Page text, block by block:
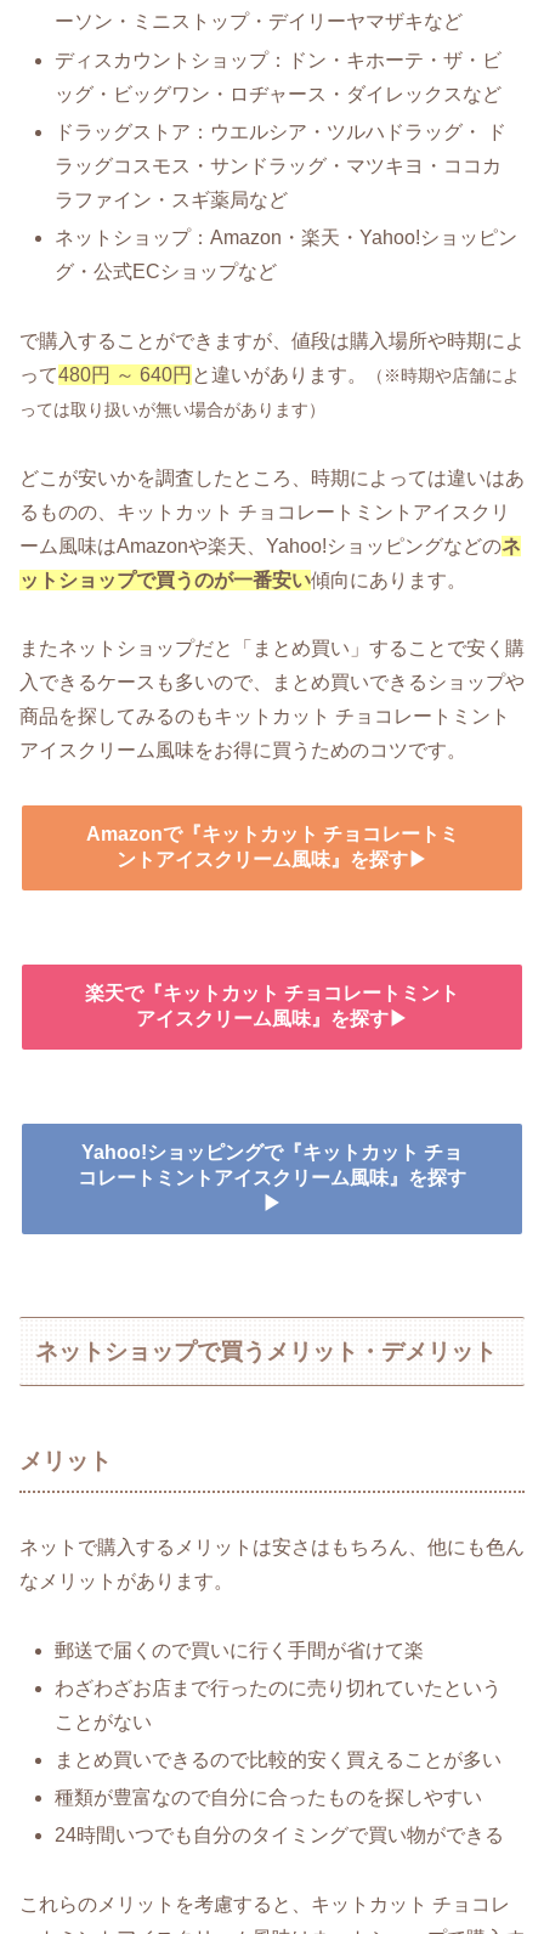
ーソン・ミニストップ・デイリーヤマザキなど
ディスカウントショップ：ドン・キホーテ・ザ・ビ
ッグ・ビッグワン・ロヂャース・ダイレックスなど
ドラッグストア：ウエルシア・ツルハドラッグ・ ド
ラッグコスモス・サンドラッグ・マツキヨ・ココカ
ラファイン・スギ薬局など
ネットショップ：Amazon・楽天・Yahoo!ショッピン
グ・公式ECショップなど
で購入することができますが、値段は購入場所や時期によ
って480円 ～ 640円 と違いがあります。
（※時期や店舗によ
っては取り扱いが無い場合があります）
どこが安いかを調査したところ、時期によっては違いはあ
るものの、キットカット チョコレートミントアイスクリ
ーム風味はAmazonや楽天、Yahoo!ショッピングなどのネ
ットショップで買うのが一番安い傾向にあります。
またネットショップだと「まとめ買い」することで安く購
入できるケースも多いので、まとめ買いできるショップや
商品を探してみるのもキットカット チョコレートミント
アイスクリーム風味をお得に買うためのコツです。
Amazonで『キットカット チョコレートミ
ントアイスクリーム風味』を探す▶
楽天で『キットカット チョコレートミント
アイスクリーム風味』を探す▶
Yahoo!ショッピングで『キットカット チョ
コレートミントアイスクリーム風味』を探す
▶
ネットショップで買うメリット・デメリット
メリット
ネットで購入するメリットは安さはもちろん、他にも色ん
なメリットがあります。
郵送で届くので買いに行く手間が省けて楽
わざわざお店まで行ったのに売り切れていたという
ことがない
まとめ買いできるので比較的安く買えることが多い
種類が豊富なので自分に合ったものを探しやすい
24時間いつでも自分のタイミングで買い物ができる
これらのメリットを考慮すると、キットカット チョコレ